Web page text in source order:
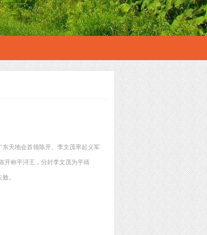
天地会首领陈开、李文茂率起义军
开称平浔王，分封李文茂为平靖
。